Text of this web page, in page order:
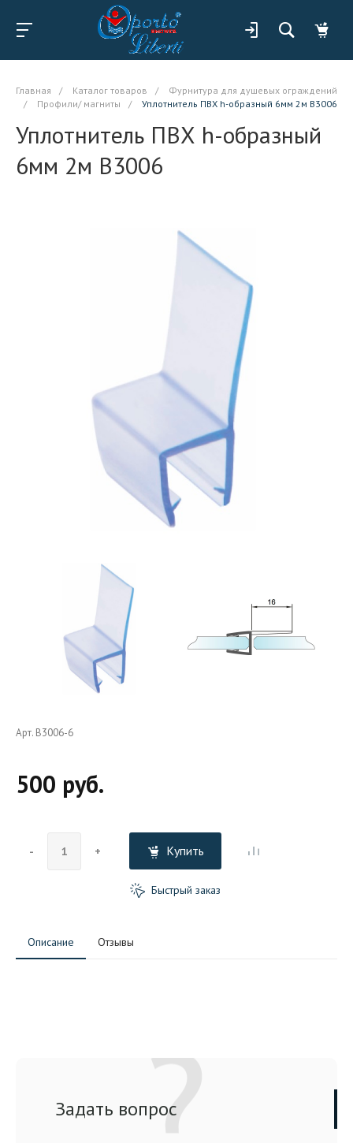
Главная / Каталог товаров /
Фурнитура для душевых ограждений
/
Профили/ магниты / Уплотнитель ПВХ h-образный 6мм 2м B3006
Уплотнитель ПВХ h-образный
6мм 2м B3006
Арт. B3006-6
500 руб.
- + Купить
Быстрый заказ
Описание Отзывы
Задать вопрос